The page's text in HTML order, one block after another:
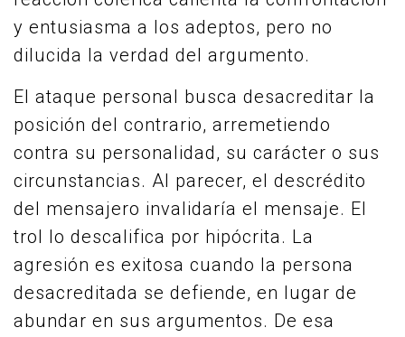
y entusiasma a los adeptos, pero no
dilucida la verdad del argumento.
El ataque personal busca desacreditar la
posición del contrario, arremetiendo
contra su personalidad, su carácter o sus
circunstancias. Al parecer, el descrédito
del mensajero invalidaría el mensaje. El
trol lo descalifica por hipócrita. La
agresión es exitosa cuando la persona
desacreditada se defiende, en lugar de
abundar en sus argumentos. De esa